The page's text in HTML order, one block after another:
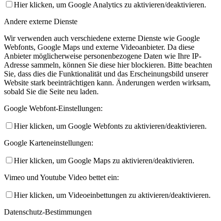
Hier klicken, um Google Analytics zu aktivieren/deaktivieren.
Andere externe Dienste
Wir verwenden auch verschiedene externe Dienste wie Google
Webfonts, Google Maps und externe Videoanbieter. Da diese
Anbieter möglicherweise personenbezogene Daten wie Ihre IP-
Adresse sammeln, können Sie diese hier blockieren. Bitte beachten
Sie, dass dies die Funktionalität und das Erscheinungsbild unserer
Website stark beeinträchtigen kann. Änderungen werden wirksam,
sobald Sie die Seite neu laden.
Google Webfont-Einstellungen:
Hier klicken, um Google Webfonts zu aktivieren/deaktivieren.
Google Karteneinstellungen:
Hier klicken, um Google Maps zu aktivieren/deaktivieren.
Vimeo und Youtube Video bettet ein:
Hier klicken, um Videoeinbettungen zu aktivieren/deaktivieren.
Datenschutz-Bestimmungen